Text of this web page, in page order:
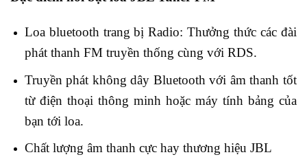
Loa bluetooth trang bị Radio: Thưởng thức các đài
phát thanh FM truyền thống cùng với RDS.
Truyền phát không dây Bluetooth với âm thanh tốt
từ điện thoại thông minh hoặc máy tính bảng của
bạn tới loa.
Chất lượng âm thanh cực hay thương hiệu JBL